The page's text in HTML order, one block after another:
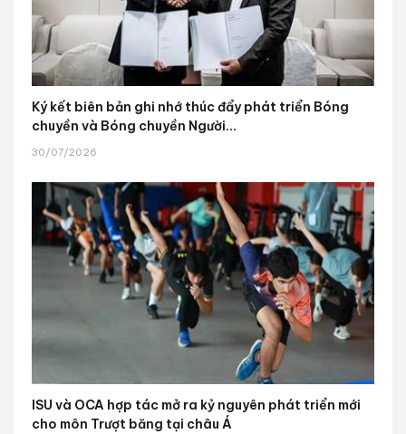
Ký kết biên bản ghi nhớ thúc đẩy phát triển Bóng
chuyền và Bóng chuyền Người...
30/07/2026
ISU và OCA hợp tác mở ra kỷ nguyên phát triển mới
cho môn Trượt băng tại châu Á